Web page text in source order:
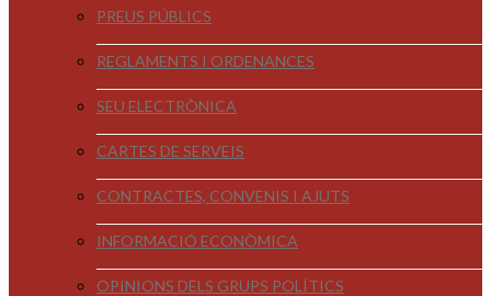
PREUS PÚBLICS
REGLAMENTS I ORDENANCES
SEU ELECTRÒNICA
CARTES DE SERVEIS
CONTRACTES, CONVENIS I AJUTS
INFORMACIÓ ECONÒMICA
OPINIONS DELS GRUPS POLÍTICS